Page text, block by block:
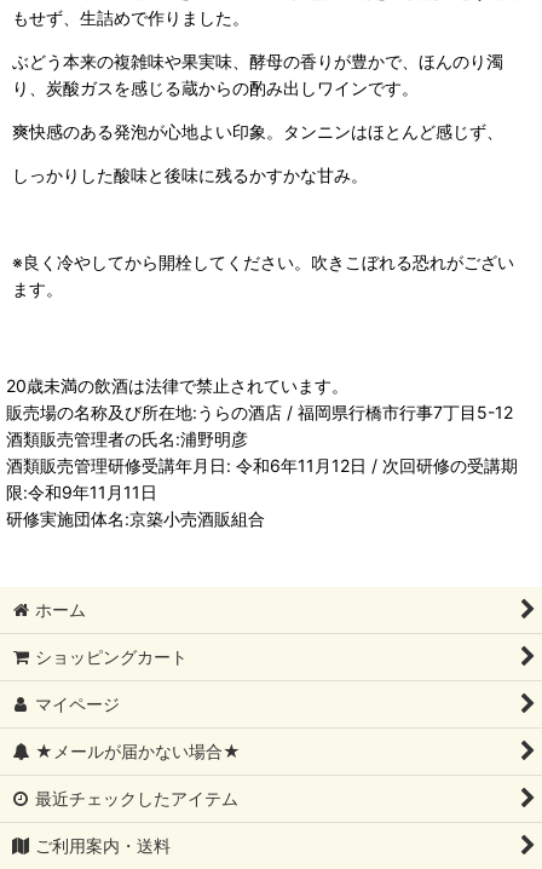
もせず、生詰めで作りました。
ぶどう本来の複雑味や果実味、酵母の香りが豊かで、ほんのり濁
り、炭酸ガスを感じる蔵からの酌み出しワインです。
爽快感のある発泡が心地よい印象。タンニンはほとんど感じず、
しっかりした酸味と後味に残るかすかな甘み。
※良く冷やしてから開栓してください。吹きこぼれる恐れがござい
ます。
20歳未満の飲酒は法律で禁止されています。
販売場の名称及び所在地:うらの酒店 / 福岡県行橋市行事7丁目5-12
酒類販売管理者の氏名:浦野明彦
酒類販売管理研修受講年月日: 令和6年11月12日 / 次回研修の受講期
限:令和9年11月11日
研修実施団体名:京築小売酒販組合
ホーム
ショッピングカート
マイページ
★メールが届かない場合★
最近チェックしたアイテム
ご利用案内・送料